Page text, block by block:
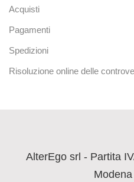
Acquisti
Pagamenti
Spedizioni
Risoluzione online delle
AlterEgo srl - Partita